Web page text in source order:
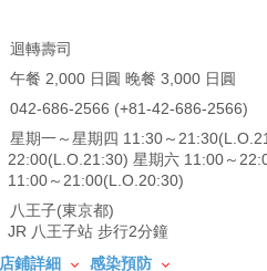
迴轉壽司
午餐 2,000 日圓 晚餐 3,000 日圓
042-686-2566 (+81-42-686-2566)
星期一～星期四 11:30～
22:00(L.O.21:30) 星期六 11:00～
11:00～21:00(L.O.20:30)
八王子(東京都)
JR 八王子站 步行2分鐘
店鋪詳細
感染預防